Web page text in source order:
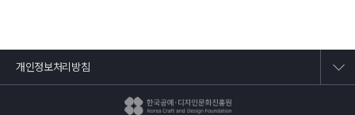
개인정보처리방침